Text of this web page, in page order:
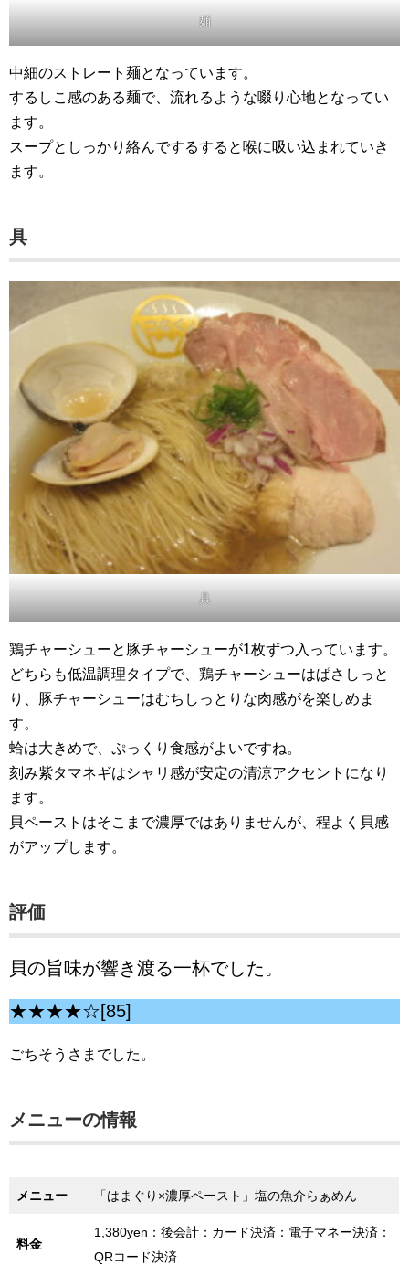
麺
中細のストレート麺となっています。
するしこ感のある麺で、流れるような啜り心地となってい
ます。
スープとしっかり絡んでするすると喉に吸い込まれていき
ます。
具
具
鶏チャーシューと豚チャーシューが1枚ずつ入っています。
どちらも低温調理タイプで、鶏チャーシューはぱさしっと
り、豚チャーシューはむちしっとりな肉感がを楽しめま
す。
蛤は大きめで、ぷっくり食感がよいですね。
刻み紫タマネギはシャリ感が安定の清涼アクセントになり
ます。
貝ペーストはそこまで濃厚ではありませんが、程よく貝感
がアップします。
評価
貝の旨味が響き渡る一杯でした。
★★★★☆[85]
ごちそうさまでした。
メニューの情報
メニュー 「はまぐり×濃厚ペースト」塩の魚介らぁめん
料金
1,380yen：後会計：カード決済：電子マネー決済：
QRコード決済